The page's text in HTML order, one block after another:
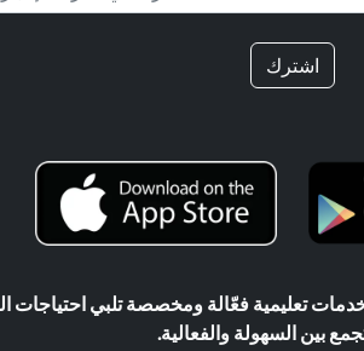
اشترك
تعليمية فعّالة ومخصصة تلبي احتياجات
بين السهولة والفعالية.